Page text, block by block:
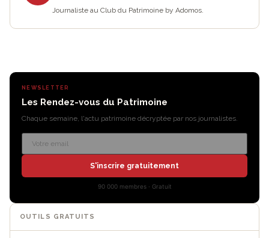
Journaliste au Club du Patrimoine by Adomos.
NEWSLETTER
Les Rendez-vous du Patrimoine
Chaque semaine, l'actu patrimoine décryptée par nos journalistes.
S'inscrire gratuitement
90 000 membres · Gratuit
OUTILS GRATUITS